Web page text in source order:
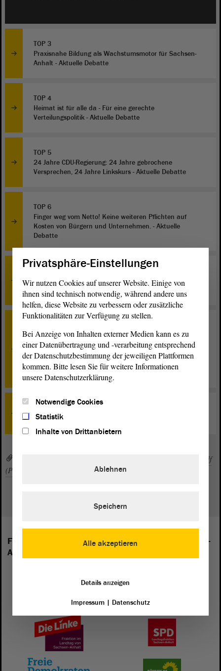
TOP 3
Praxisnahe Bildung als Wachstumsmotor für Sachsen-
Anhalt - Aktuelle Debatte
TOP 4
Heimat ist für alle da - Für eine gerechte
Verteilungspolitik - Aktuelle Debatte
TOP 5
24 Jahre CDU-Regierung: 24 Jahre gebrochene
Versprechen, 24 Jahre Linkskurs - Aktuelle Debatte
TOP 6
Finger weg vom Netto! Keine weiteren Pflichten auf
Kosten von Bürgern und Unternehmen. - Aktuelle
Debatte
Auf Kurs bleiben: ICE- und IC-Verbindungen für
Magdeburg sichern und verbessern - Aktuelle Debatte
a) Sachsen-Anhalts Studierende brauchen die BAföG-
Reform - jetzt! - Aktuelle Debatte; b) BAföG-Reform jetzt
verlässlich umsetzen. Bildungsaufstieg sichern -
Beratung; c) Studierende entlasten - BAföG-Reform auf
Bundesebene umsetzen - Beratung
Schlussbemerkungen
8WP_zp052sp_20260618.pdf
(PDF, 175 KByte)
Folgende Fraktionen sind im Landtag von Sachsen-
Anhalt vertreten:
Privatsphäre-Einstellungen
Wir nutzen Cookies auf unserer Website. Einige von
ihnen sind technisch notwendig, während andere uns
helfen, diese Website zu verbessern oder zusätzliche
Funktionalitäten zur Verfügung zu stellen.
Bei Anzeige von Inhalten externer Medien kann es zu
einer Datenübertragung und -verarbeitung entsprechend
der Datenschutzbestimmung der jeweiligen Plattformen
kommen. Bitte lesen Sie für weitere Informationen
unsere Datenschutzerklärung.
Notwendige Cookies
Statistik
Inhalte von Drittanbietern
Alle akzeptieren
Ablehnen
Speichern
Details anzeigen
Impressum| Datenschutz